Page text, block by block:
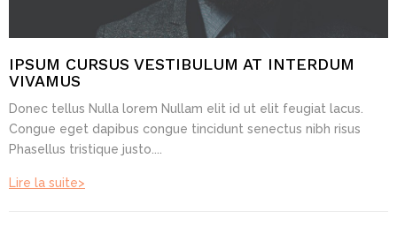
IPSUM CURSUS VESTIBULUM AT INTERDUM
VIVAMUS
Donec tellus Nulla lorem Nullam elit id ut elit feugiat lacus.
Congue eget dapibus congue tincidunt senectus nibh risus
Phasellus tristique justo....
Lire la suite>